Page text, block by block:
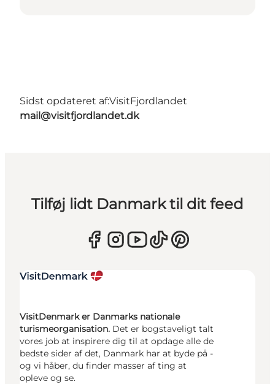
Sidst opdateret af:VisitFjordlandet
mail@visitfjordlandet.dk
Tilføj lidt Danmark til dit feed
VisitDenmark er Danmarks nationale
turismeorganisation. Det er bogstaveligt talt
vores job at inspirere dig til at opdage alle de
bedste sider af det, Danmark har at byde på -
og vi håber, du finder masser af ting at
opleve og se.